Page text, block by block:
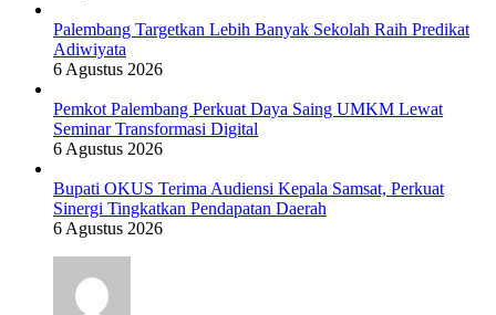
Palembang Targetkan Lebih Banyak Sekolah Raih Predikat
Adiwiyata
6 Agustus 2026
Pemkot Palembang Perkuat Daya Saing UMKM Lewat
Seminar Transformasi Digital
6 Agustus 2026
Bupati OKUS Terima Audiensi Kepala Samsat, Perkuat
Sinergi Tingkatkan Pendapatan Daerah
6 Agustus 2026